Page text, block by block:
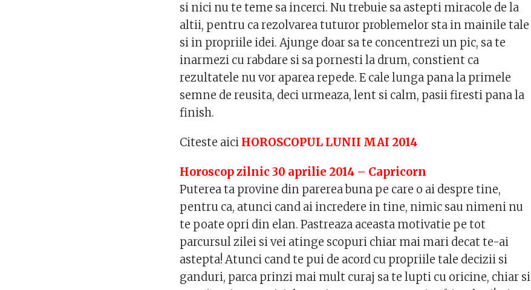
si nici nu te teme sa incerci. Nu trebuie sa astepti miracole de la
altii, pentru ca rezolvarea tuturor problemelor sta in mainile tale
si in propriile idei. Ajunge doar sa te concentrezi un pic, sa te
inarmezi cu rabdare si sa pornesti la drum, constient ca
rezultatele nu vor aparea repede. E cale lunga pana la primele
semne de reusita, deci urmeaza, lent si calm, pasii firesti pana la
finish.
Citeste aici HOROSCOPUL LUNII MAI 2014
Horoscop zilnic 30 aprilie 2014 – Capricorn
Puterea ta provine din parerea buna pe care o ai despre tine,
pentru ca, atunci cand ai incredere in tine, nimic sau nimeni nu
te poate opri din elan. Pastreaza aceasta motivatie pe tot
parcursul zilei si vei atinge scopuri chiar mai mari decat te-ai
astepta! Atunci cand te pui de acord cu propriile tale decizii si
ganduri, parca prinzi mai mult curaj sa te lupti cu oricine, chiar si